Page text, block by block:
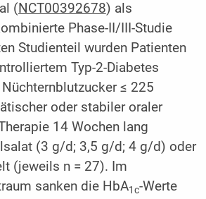
(NCT00392678) als
Phase-II/III-Studie
Studienteil wurden Patienten
Typ-2-Diabetes
≤ 225
oder stabiler oraler
14 Wochen lang
(3 g/d; 3,5 g/d; 4 g/d) oder
(jeweils n = 27). Im
sanken die HbA1c-Werte